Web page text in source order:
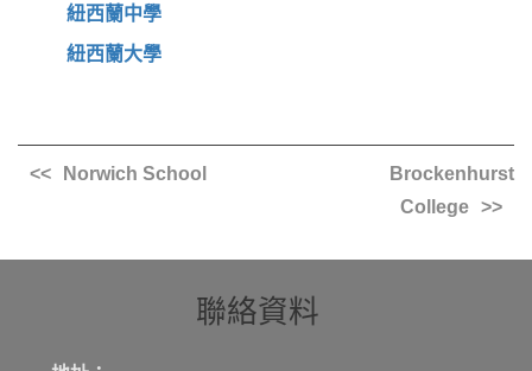
紐西蘭中學
紐西蘭大學
Norwich School
Brockenhurst
College
聯絡資料